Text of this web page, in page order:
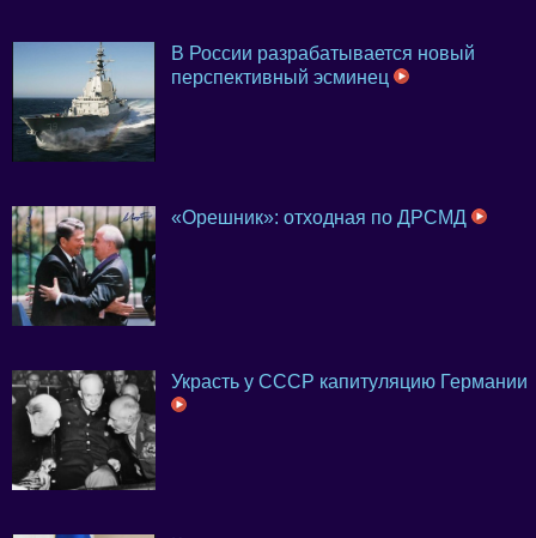
В России разрабатывается новый
перспективный эсминец
«Орешник»: отходная по ДРСМД
Украсть у СССР капитуляцию Германии